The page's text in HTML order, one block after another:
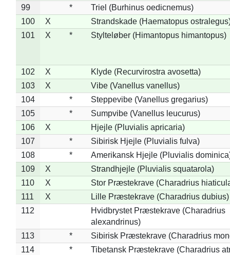
99 *
Triel (Burhinus oedicnemus)
100
X
Strandskade (Haematopus
101
X * Stylteløber (Himantopus himantopus)
102 X
Klyde (Recurvirostra avosetta)
103
X
Vibe (Vanellus vanellus)
104
*
Steppevibe (Vanellus gregarius)
105
*
Sumpvibe (Vanellus leucurus)
106
X
Hjejle (Pluvialis apricaria)
107
*
Sibirisk Hjejle (Pluvialis fulva)
108
*
Amerikansk Hjejle (Pluvialis
109
X
Strandhjejle (Pluvialis squatarola)
110
X
Stor Præstekrave (Charadrius
111
X
Lille Præstekrave (Charadrius dubius)
112
Hvidbrystet Præstekrave (Charadrius
alexandrinus)
113
*
Sibirisk Præstekrave (Charadrius
114
*
Tibetansk Præstekrave (Charadrius